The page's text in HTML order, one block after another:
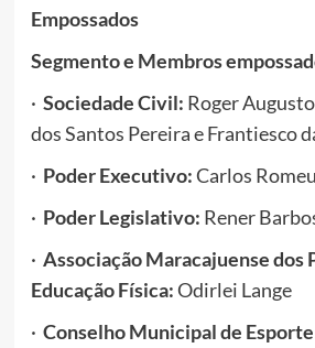
Empossados
Segmento e Membros
· Sociedade Civil: Roger
dos Santos Pereira e Frantiesco
· Poder Executivo:Carlos
· Poder Legislativo: Rener
· Associação Maracajuense dos
Educação Física:Odirlei Lange
· Conselho Municipal de